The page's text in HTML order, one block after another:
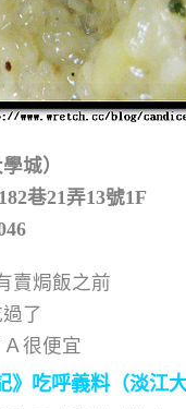
城）
巷21弄13號1F
賣焗飯之前
了
很便宜